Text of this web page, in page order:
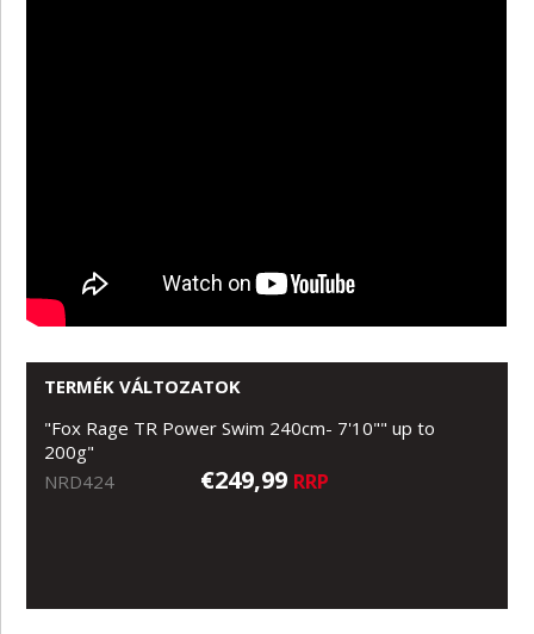
TERMÉK VÁLTOZATOK
"Fox Rage TR Power Swim 240cm- 7'10"" up to
200g"
NRD424
€249,99 RRP